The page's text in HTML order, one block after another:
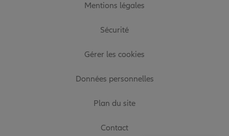
Mentions légales
Sécurité
Gérer les cookies
Données personnelles
Plan du site
Contact